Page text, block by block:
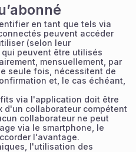
en tant que tels via
peuvent accéder
(selon leur
peuvent être utilisés
mensuellement, par
seule fois, nécessitent de
et, le cas échéant,
via l'application doit être
d'un collaborateur compétent
collaborateur ne peut
via le smartphone, le
l'avantage.
l'utilisation des